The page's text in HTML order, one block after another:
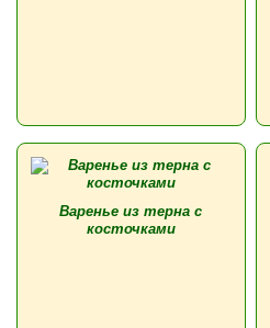
Варенье из терна с
косточками